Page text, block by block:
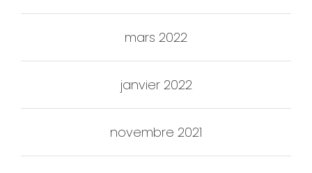
mars 2022
janvier 2022
novembre 2021